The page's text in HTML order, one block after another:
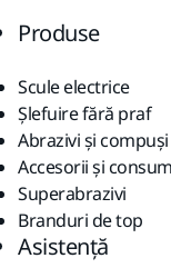
Produse
Scule electrice
Șlefuire fără praf
Abrazivi și compuși
Accesorii și
Superabrazivi
Branduri de top
Asistență